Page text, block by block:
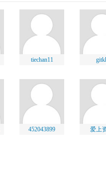
tiechan11
452043899 爱上